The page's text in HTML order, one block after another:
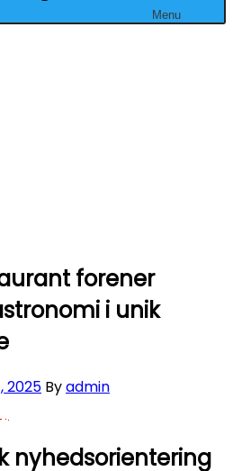
Menu
forener
i unik
2025 Byadmin
nyhedsorientering